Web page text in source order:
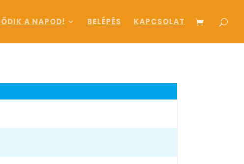
A NAPOD! BELÉPÉS KAPCSOLAT